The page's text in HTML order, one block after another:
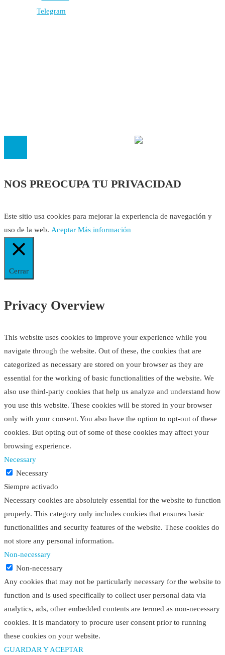
NOS PREOCUPA TU PRIVACIDAD
Este sitio usa cookies para mejorar la experiencia de navegación y
uso de la web. Aceptar Más información
Cerrar
Privacy Overview
This website uses cookies to improve your experience while you
navigate through the website. Out of these, the cookies that are
categorized as necessary are stored on your browser as they are
essential for the working of basic functionalities of the website. We
also use third-party cookies that help us analyze and understand how
you use this website. These cookies will be stored in your browser
only with your consent. You also have the option to opt-out of these
cookies. But opting out of some of these cookies may affect your
browsing experience.
Necessary
Necessary
Siempre activado
Necessary cookies are absolutely essential for the website to function
properly. This category only includes cookies that ensures basic
functionalities and security features of the website. These cookies do
not store any personal information.
Non-necessary
Non-necessary
Any cookies that may not be particularly necessary for the website to
function and is used specifically to collect user personal data via
analytics, ads, other embedded contents are termed as non-necessary
cookies. It is mandatory to procure user consent prior to running
these cookies on your website.
GUARDAR Y ACEPTAR